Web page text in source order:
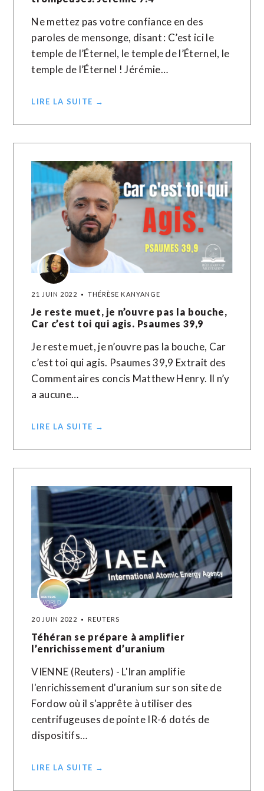
Ne mettez pas votre confiance en des
paroles de mensonge, disant : C’est ici le
temple de l’Éternel, le temple de l’Éternel, le
temple de l’Éternel ! Jérémie…
LIRE LA SUITE →
21 JUIN 2022 THÉRÈSE KANYANGE
Je reste muet, je n’ouvre pas la bouche,
Car c’est toi qui agis. Psaumes 39,9
Je reste muet, je n’ouvre pas la bouche, Car
c’est toi qui agis. Psaumes 39,9 Extrait des
Commentaires concis Matthew Henry. Il n’y
a aucune…
LIRE LA SUITE →
20 JUIN 2022 REUTERS
Téhéran se prépare à amplifier
l’enrichissement d’uranium
VIENNE (Reuters) - L'Iran amplifie
l'enrichissement d'uranium sur son site de
Fordow où il s'apprête à utiliser des
centrifugeuses de pointe IR-6 dotés de
dispositifs…
LIRE LA SUITE →